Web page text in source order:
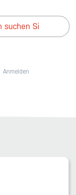
Anmelden